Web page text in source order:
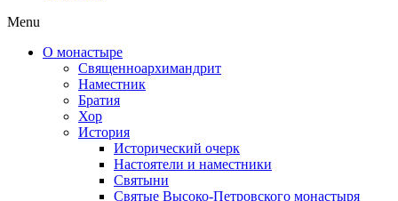
Menu
О монастыре
Священноархимандрит
Наместник
Братия
Хор
История
Исторический очерк
Настоятели и наместники
Святыни
Святые Высоко-Петровского монастыря